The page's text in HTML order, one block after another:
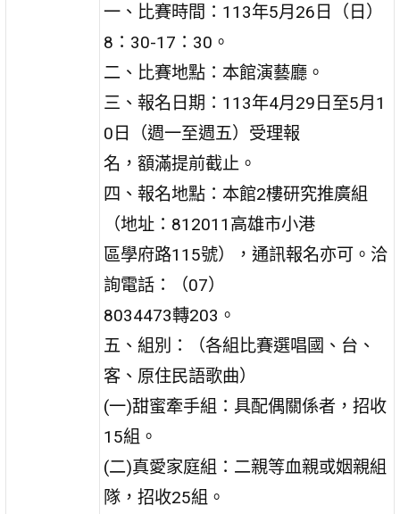
一、比賽時間：113年5月26日（日）
8：30-17：30。
二、比賽地點：本館演藝廳。
三、報名日期：113年4月29日至5月1
0日（週一至週五）受理報
名，額滿提前截止。
四、報名地點：本館2樓研究推廣組
（地址：812011高雄市小港
區學府路115號），通訊報名亦可。洽
詢電話：（07）
8034473轉203。
五、組別：（各組比賽選唱國、台、
客、原住民語歌曲）
(一)甜蜜牽手組：具配偶關係者，招收
15組。
(二)真愛家庭組：二親等血親或姻親組
隊，招收25組。